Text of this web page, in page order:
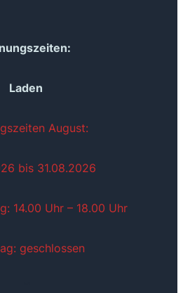
Laden
August:
bis 31.08.2026
14.00 Uhr – 18.00 Uhr
geschlossen